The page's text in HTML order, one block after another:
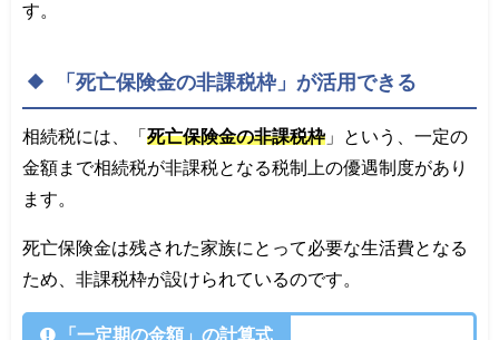
す。
「死亡保険金の非課税枠」が活用できる
相続税には、「 死亡保険金の非課税枠」という、一定の
金額まで相続税が非課税となる税制上の優遇制度があり
ます。
死亡保険金は残された家族にとって必要な生活費となる
ため、非課税枠が設けられているのです。
「一定期の金額」の計算式